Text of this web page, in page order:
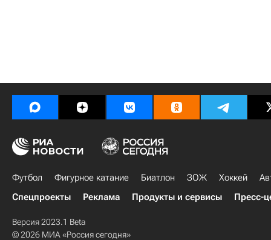
Футбол Фигурное катание Биатлон ЗОЖ Хоккей
Спецпроекты
Реклама Продукты и сервисы Пресс-
Версия 2023.1 Beta
© 2026 МИА «Россия сегодня»